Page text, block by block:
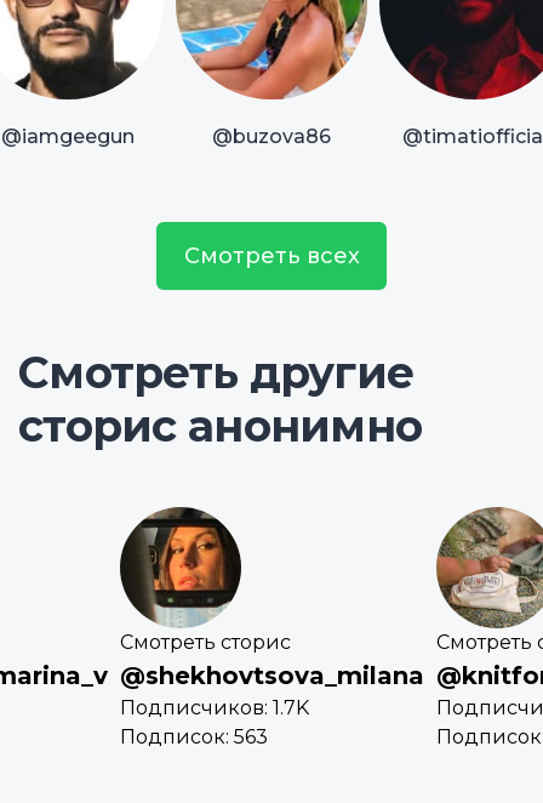
@iamgeegun @buzova86
Смотреть всех
Смотреть другие
сторис анонимно
Смотреть сторис
@shekhovtsova_milana
Подписчиков: 1.7K
Подписок: 563
Смотреть